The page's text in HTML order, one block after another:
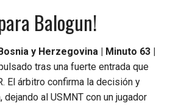
Balogun!
y Herzegovina | Minuto 63 |
tras una fuerte entrada que
El árbitro confirma la decisión y
al USMNT con un jugador